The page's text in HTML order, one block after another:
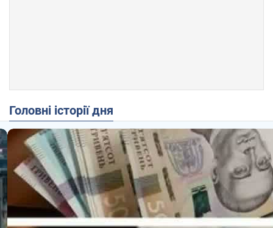
Головні історії дня